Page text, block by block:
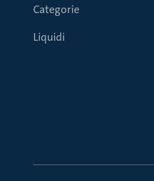
Categorie
Liquidi